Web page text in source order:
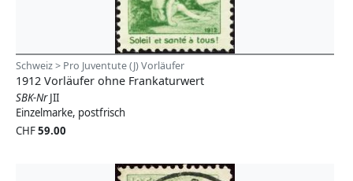
Schweiz > Pro Juventute (J) Vorläufer
1912 Vorläufer ohne Frankaturwert
SBK-NrJII
Einzelmarke, postfrisch
CHF59.00